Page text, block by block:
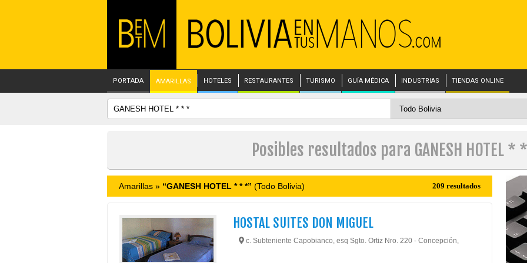
PORTADA AMARILLAS HOTELES RESTAURANTES TURISMO GUÍA MÉDICA INDUSTRIAS TIENDAS ONLINE
Posibles resultados para GANESH HOTEL *
Amarillas » “GANESH HOTEL * * *” (Todo Bolivia) 209 resultados
HOSTAL SUITES DON MIGUEL
c. Subteniente Capobianco, esq Sgto. Ortiz Nro. 220 - Concepción,